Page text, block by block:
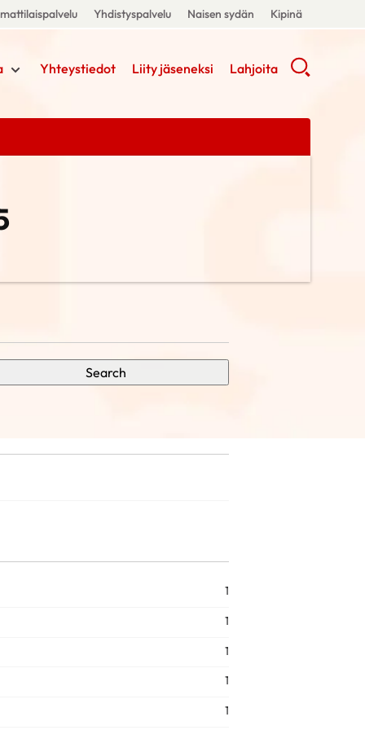
Yhdistyspalvelu Naisen sydän Kipinä
Yhteystiedot Liity jäseneksi Lahjoita
Search
1
1
1
1
1